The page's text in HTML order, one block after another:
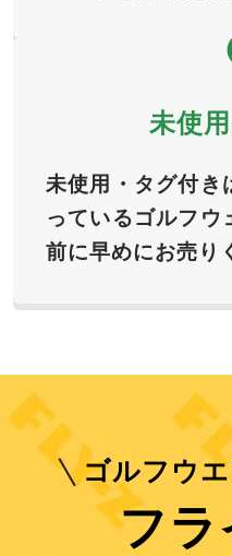
未使
未使用・タグ付き
っているゴルフウ
前に早めにお売り
ゴルフウ
フラ